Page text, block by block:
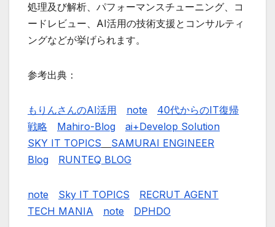
処理及び解析、パフォーマンスチューニング、コ
ードレビュー、AI活用の技術支援とコンサルティ
ングなどが挙げられます。
参考出典：
もりんさんのAI活用 note
40代からのIT復帰
戦略
Mahiro-Blog
ai+Develop Solution
SKY IT TOPICS
SAMURAI ENGINEER
Blog
RUNTEQ BLOG
note Sky IT TOPICS
RECRUT AGENT
TECH MANIA
note DPHDO